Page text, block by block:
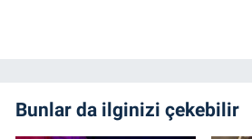
Bunlar da ilginizi çekebilir